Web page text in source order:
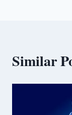
Similar